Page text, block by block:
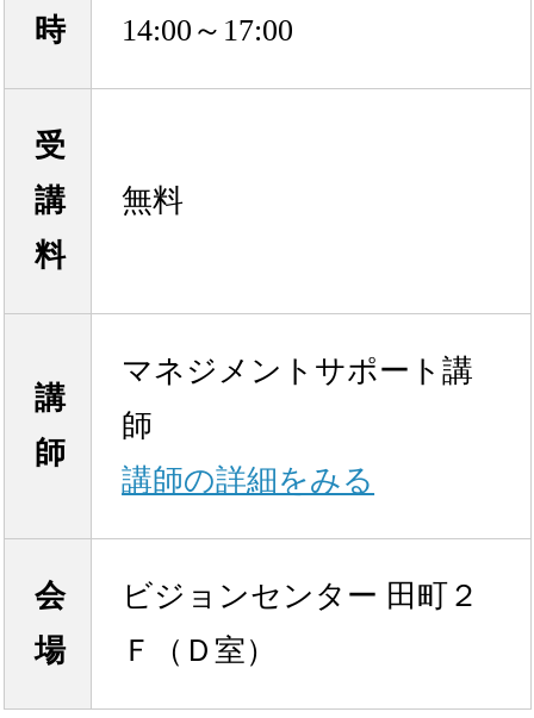
時
14:00～17:00
受
講
料
無料
講
師
マネジメントサポート講
師
講師の詳細をみる
会
場
ビジョンセンター 田町２
Ｆ（Ｄ室）